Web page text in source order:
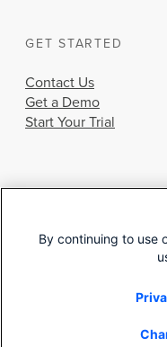
GET STARTED
Contact Us
Get a Demo
Start Your Trial
By continuing to use